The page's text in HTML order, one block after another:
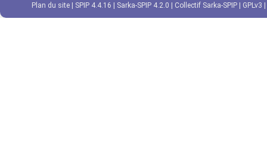
Plan du site SPIP 4.4.16 Sarka-SPIP 4.2.0 Collectif Sarka-SPIP GPLv3